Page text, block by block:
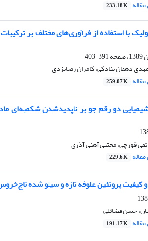
233.18 K
391-403
دهقان بنادکی، کامران رضایزدی
259.07 K
شیمیایی دو رقم جو بر ناپدیدشدن
قورچی، مجتبی آهنی آذری
229.6 K
کیفیت پروتئین علوفه تازه و سیلو شده
حسن فضائلی
191.17 K